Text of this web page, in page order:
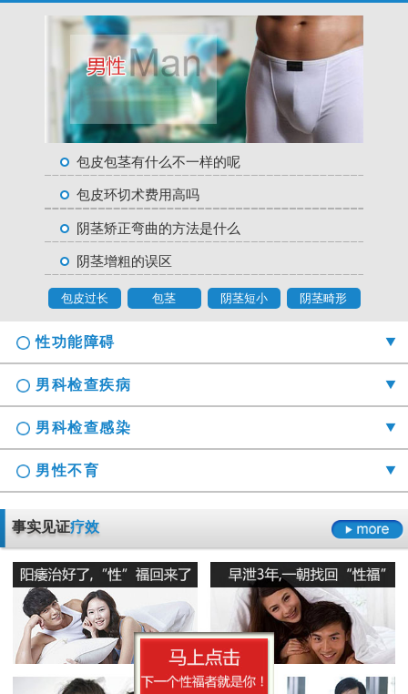
包皮包茎有什么不一样的呢
包皮环切术费用高吗
阴茎矫正弯曲的方法是什么
阴茎增粗的误区
包皮过长 包茎 阴茎短小 阴茎畸形
性功能障碍
勃起时间短硬度不够怎么办
男性阳痿会有哪些危害
早泄要严于律己
阳痿 早泄 不射精 勃起障碍
男科检查疾病
男科检查囊肿症状是什么
正确认识男科检查莫“误解”它
男科检查增生会影响性生活吗
男性男科检查灼痛是怎么回事
男科检查感染
龟头的异味什么导致的
男人睾丸胀痛的原因是什么
精囊炎有哪些危害呢
男性不育
无精症的预防措施要怎么做呢
精子畸形率高的主要原因
事实见证疗效